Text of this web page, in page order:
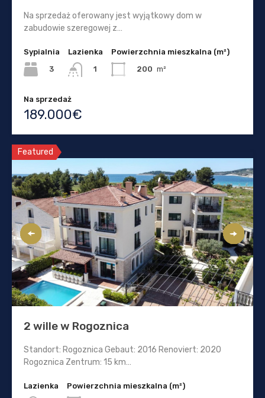
Na sprzedaż oferowany jest wyjątkowy dom w
zabudowie szeregowej z…
Sypialnia
3
Lazienka
1
Powierzchnia mieszkalna (m²)
200 m²
Na sprzedaż
189.000€
Featured
2 wille w Rogoznica
Standort: Rogoznica Gebaut: 2016 Renoviert: 2020
Rogoznica Zentrum: 15 km…
Lazienka
Powierzchnia mieszkalna (m²)